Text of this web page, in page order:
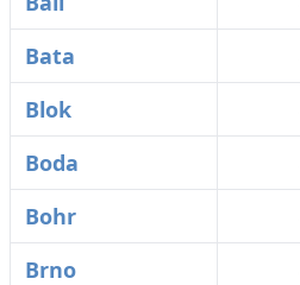
Bata
Blok
Boda
Bohr
Brno